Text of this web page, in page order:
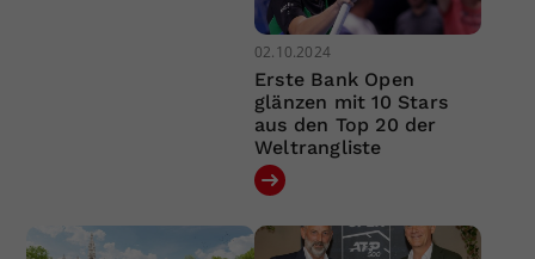
02.10.2024
Erste Bank Open
glänzen mit 10 Stars
aus den Top 20 der
Weltrangliste